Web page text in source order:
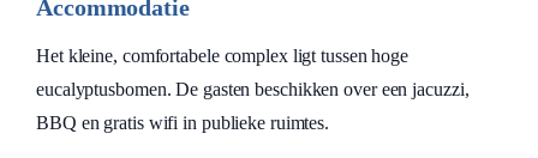
Accommodatie
Het kleine, comfortabele complex ligt tussen hoge
eucalyptusbomen. De gasten beschikken over een jacuzzi,
BBQ en gratis wifi in publieke ruimtes.